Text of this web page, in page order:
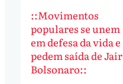
::Movimentos
populares se unem
em defesa da vida e
pedem saída de Jair
Bolsonaro::